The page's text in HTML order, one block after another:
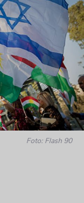
Foto: Flash 90